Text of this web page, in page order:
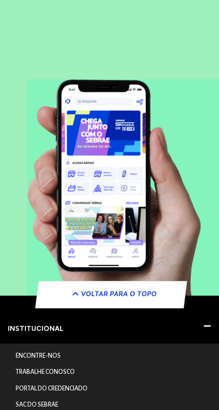
VOLTAR PARA O TOPO
INSTITUCIONAL
ENCONTRE-NOS
TRABALHE CONOSCO
PORTAL DO CREDENCIADO
SAC DO SEBRAE